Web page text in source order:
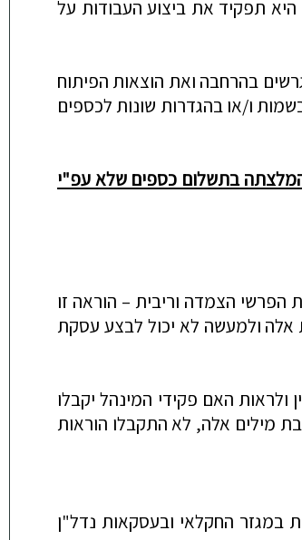
בו היא תפקיד את ביצוע העבודות על
בהרחבה ואת הוצאות הפיתוח
ו/או בהגדרות שונות לכספים
בתשלום כספים שלא עפ"י
ריבית – הוראה זו
אלה ולמעשה לא יכול לבצע עסקת
האם פקידי המינהל יקבלו
מילים אלה, לא התקבלו הוראות
במגזר החקלאי ובעסקאות נדל"ן